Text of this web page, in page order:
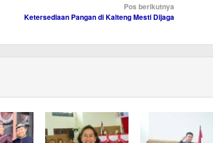
Pos berikutnya
Ketersediaan Pangan di Kalteng Mesti Dijaga